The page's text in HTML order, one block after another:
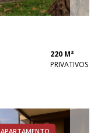
220 M²
PRIVATIVOS
APARTAMENTO